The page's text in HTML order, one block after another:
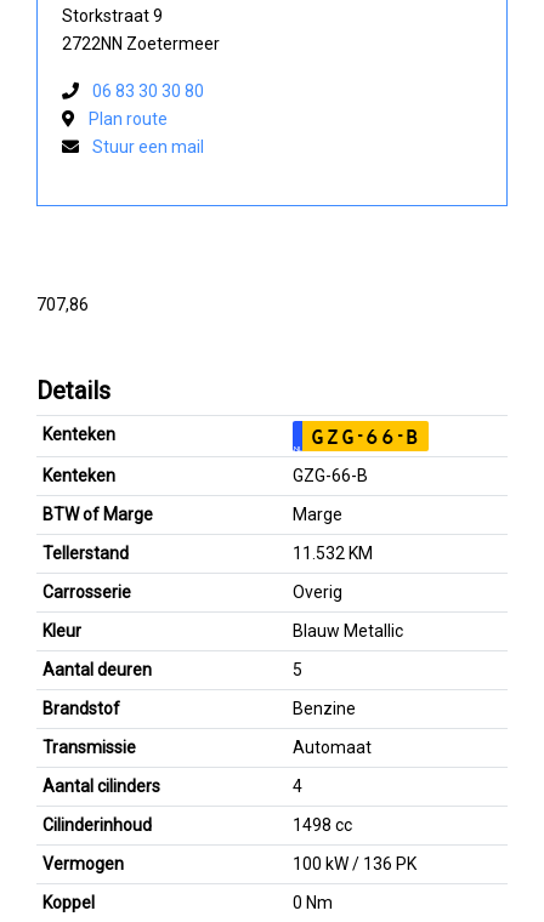
707,86
Details
Kenteken
NL GZG-66-B
Kenteken
GZG-66-B
BTW of Marge
Marge
Tellerstand
11.532 KM
Carrosserie
Overig
Kleur
Blauw Metallic
Aantal deuren
5
Brandstof
Benzine
Transmissie
Automaat
Aantal cilinders
4
Cilinderinhoud
1498 cc
Vermogen
100 kW / 136 PK
Koppel
0 Nm
Storkstraat 9
2722NN Zoetermeer
06 83 30 30 80
Plan route
Stuur een mail